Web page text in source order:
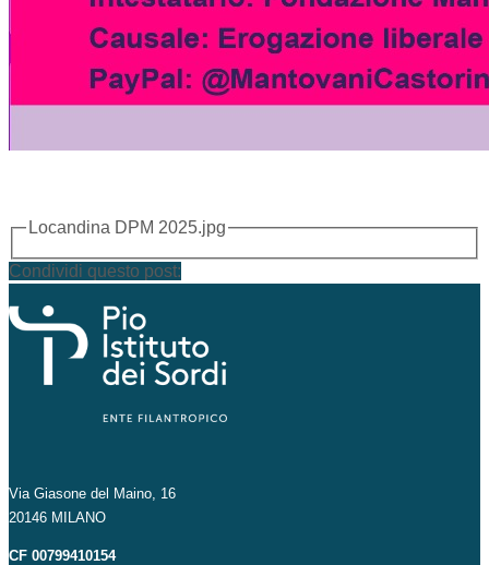
Locandina DPM 2025.jpg
Condividi questo post:
Via Giasone del Maino, 16
20146 MILANO
CF 00799410154